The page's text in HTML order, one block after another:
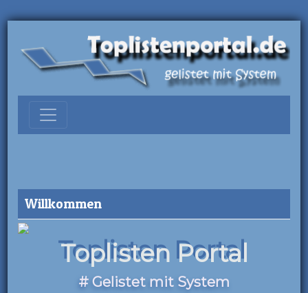
Willkommen
Toplisten Portal
# Gelistet mit System